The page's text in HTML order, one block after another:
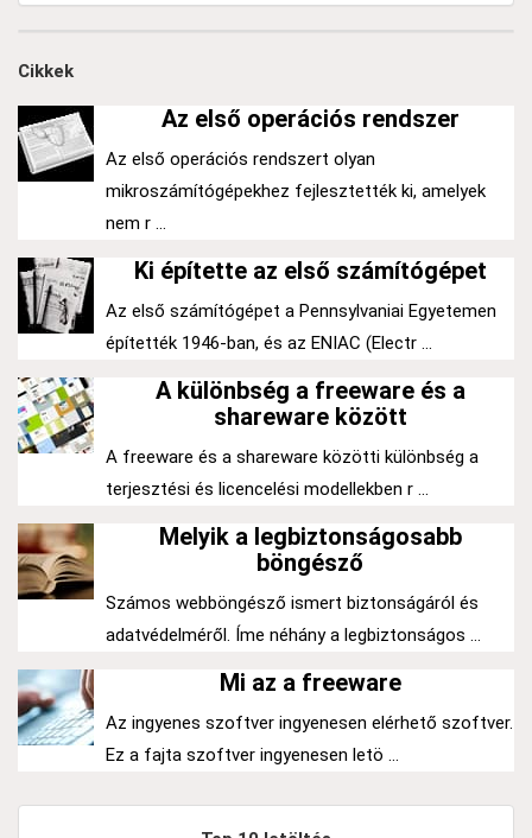
Cikkek
Az első operációs rendszer
Az első operációs rendszert olyan
mikroszámítógépekhez fejlesztették ki, amelyek
nem r ...
Ki építette az első számítógépet
Az első számítógépet a Pennsylvaniai Egyetemen
építették 1946-ban, és az ENIAC (Electr ...
A különbség a freeware és a
shareware között
A freeware és a shareware közötti különbség a
terjesztési és licencelési modellekben r ...
Melyik a legbiztonságosabb
böngésző
Számos webböngésző ismert biztonságáról és
adatvédelméről. Íme néhány a legbiztonságos ...
Mi az a freeware
Az ingyenes szoftver ingyenesen elérhető szoftver.
Ez a fajta szoftver ingyenesen letö ...